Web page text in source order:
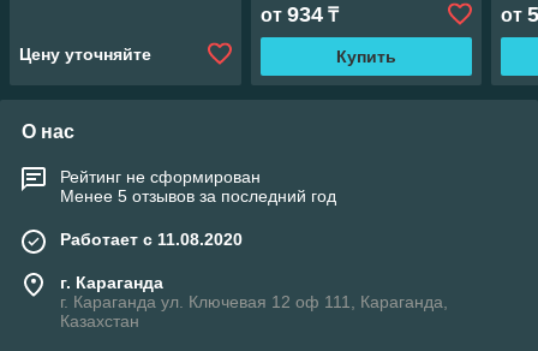
Цену уточняйте
от 934₸
Купить
от
О нас
Рейтинг не сформирован
Менее 5 отзывов за последний год
Работает с 11.08.2020
г. Караганда
г. Караганда ул. Ключевая 12 оф 111, Караганда,
Казахстан